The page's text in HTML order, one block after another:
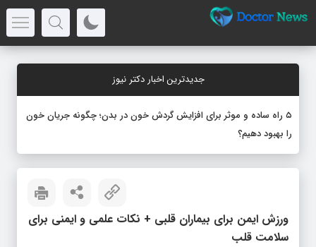
جدیدترین اخبار دکتر نیوز
۵ راه ساده و موثر برای افزایش گردش خون در بدن؛ چگونه جریان خون
را بهبود دهیم؟
ورزش ایمن برای بیماران قلبی + نکات علمی و ایمنی برای
سلامت قلب